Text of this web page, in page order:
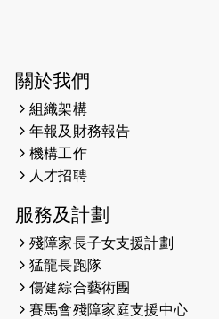
2026-05-28
2026-05-22
2026-05-21
2026-05-14
（19:00開始）
2026-05-07
開始）
關於我們
組織架構
年報及財務報告
機構工作
人才招聘
服務及計劃
殘障家長子女支援計劃
猛龍長跑隊
傷健綜合藝術團
賽馬會殘障家庭支援中心